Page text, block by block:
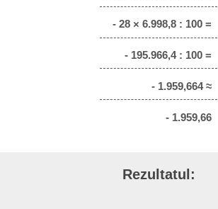
- 28 × 6.998,8 : 100 =
- 195.966,4 : 100 =
- 1.959,664 ≈
- 1.959,66
Rezultatul: